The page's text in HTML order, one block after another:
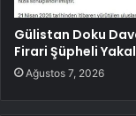
Gülistan Doku
Firari Şüpheli
Ağustos 7, 2026